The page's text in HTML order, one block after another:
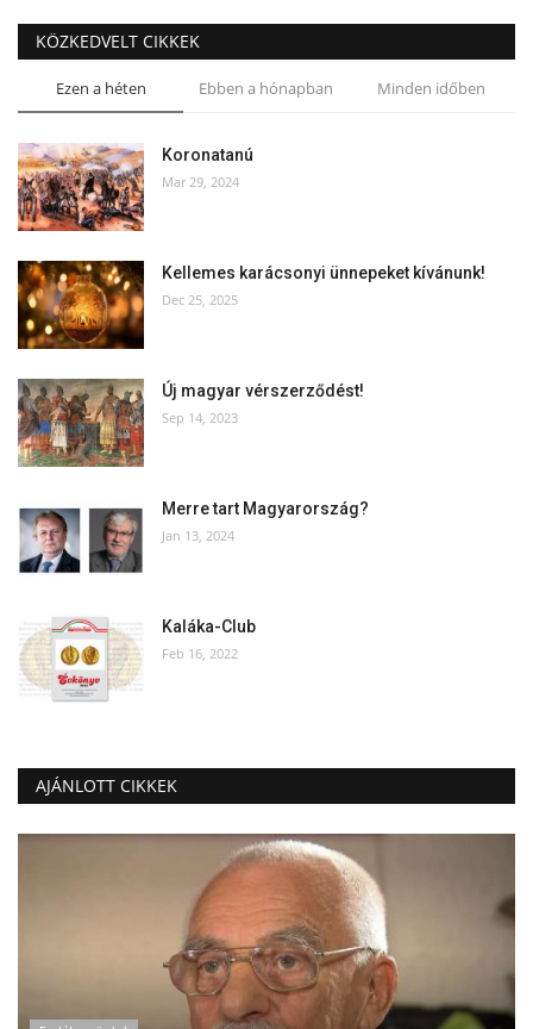
KÖZKEDVELT CIKKEK
Ezen a héten Ebben a hónapban Minden időben
Koronatanú
Mar 29, 2024
Kellemes karácsonyi ünnepeket kívánunk!
Dec 25, 2025
Új magyar vérszerződést!
Sep 14, 2023
Merre tart Magyarország?
Jan 13, 2024
Kaláka-Club
Feb 16, 2022
AJÁNLOTT CIKKEK